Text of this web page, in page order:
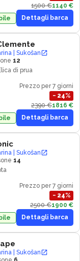
1500 €1140 €
Dettagli barca
| Sukošan
12
di prua
Prezzo per 7 giorni
− 24%
2390 €1816 €
Dettagli barca
| Sukošan
14
Prezzo per 7 giorni
− 24%
2500 €1900 €
Dettagli barca
| Sukošan